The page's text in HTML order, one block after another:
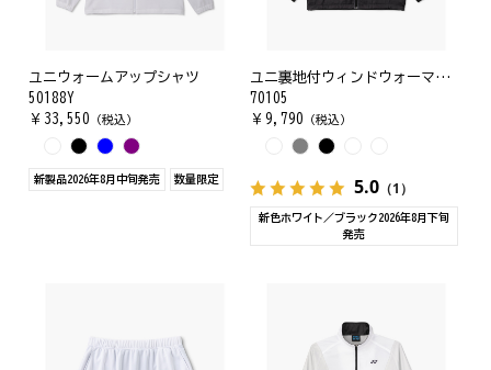
ユニウォームアップシャツ
50188Y
￥ 33,550 （税込）
新製品2026年8月中旬発売 数量限定
ユニ裏地付ウィンドウォーマーシャツ
70105
￥ 9,790 （税込）
5.0（1）
新色ホワイト／ブラック2026年8月下旬
発売